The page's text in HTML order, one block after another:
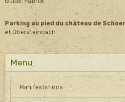
Parking au pied du château de
et Obersteinbach
Menu
Manifestations